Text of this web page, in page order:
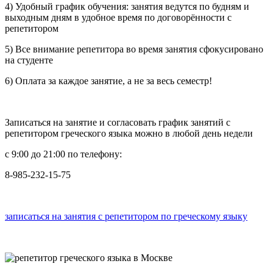
4) Удобный график обучения: занятия ведутся по будням и
выходным дням в удобное время по договорённости с
репетитором
5) Все внимание репетитора во время занятия сфокусировано
на студенте
6) Оплата за каждое занятие, а не за весь семестр!
Записаться на занятие и согласовать график занятий с
репетитором греческого языка можно в любой день недели
с 9:00 до 21:00 по телефону:
8-985-232-15-75
записаться на занятия с репетитором по греческому языку